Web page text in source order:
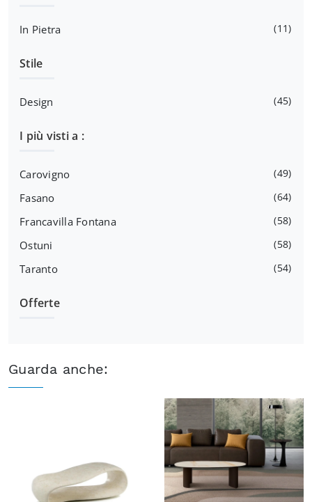
In Pietra 11
Stile
Design 45
I più visti a :
Carovigno 49
Fasano 64
Francavilla Fontana 58
Ostuni 58
Taranto 54
Offerte
Guarda anche: